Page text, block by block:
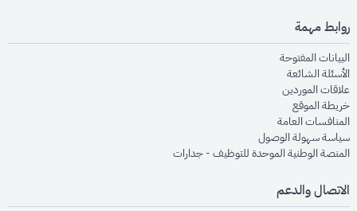
روابط مهمة
البيانات المفتوحةopens in new window
الأسئلة الشائعةopens in new window
علاقات الموردينopens in new window
خريطة الموقعopens in new window
المنافسات العامةopens in new window
سياسة سهولة الوصولopens in new window
المنصة الوطنية الموحدة للتوظيف - جداراتopens in new window
الاتصال والدعم